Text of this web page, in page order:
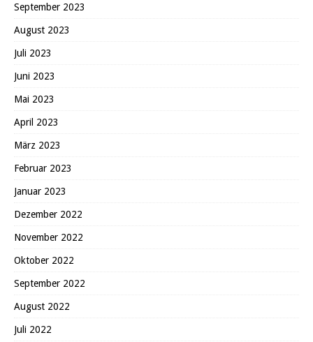
September 2023
August 2023
Juli 2023
Juni 2023
Mai 2023
April 2023
März 2023
Februar 2023
Januar 2023
Dezember 2022
November 2022
Oktober 2022
September 2022
August 2022
Juli 2022